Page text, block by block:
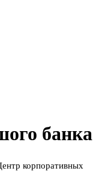
банка
корпоративных